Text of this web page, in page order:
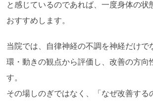
と感じているのであれば、一度身体の状
おすすめします。
当院では、自律神経の不調を神経だけで
環・動きの観点から評価し、改善の方向
す。
その場しのぎではなく、「なぜ改善する